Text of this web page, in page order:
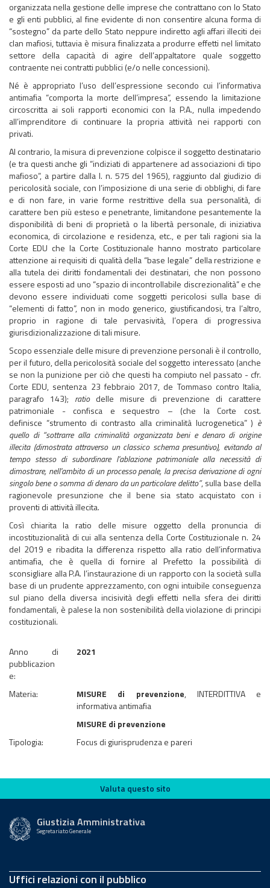
organizzata nella gestione delle imprese che contrattano con lo Stato
e gli enti pubblici, al fine evidente di non consentire alcuna forma di
“sostegno” da parte dello Stato neppure indiretto agli affari illeciti dei
clan mafiosi, tuttavia è misura finalizzata a produrre effetti nel limitato
settore della capacità di agire dell’appaltatore quale soggetto
contraente nei contratti pubblici (e/o nelle concessioni).
Né è appropriato l’uso dell’espressione secondo cui l’informativa
antimafia “comporta la morte dell’impresa”, essendo la limitazione
circoscritta ai soli rapporti economici con la P.A., nulla impedendo
all’imprenditore di continuare la propria attività nei rapporti con
privati.
Al contrario, la misura di prevenzione colpisce il soggetto destinatario
(e tra questi anche gli “indiziati di appartenere ad associazioni di tipo
mafioso”, a partire dalla l. n. 575 del 1965), raggiunto dal giudizio di
pericolosità sociale, con l’imposizione di una serie di obblighi, di fare
e di non fare, in varie forme restrittive della sua personalità, di
carattere ben più esteso e penetrante, limitandone pesantemente la
disponibilità di beni di proprietà o la libertà personale, di iniziativa
economica, di circolazione e residenza, etc., e per tali ragioni sia la
Corte EDU che la Corte Costituzionale hanno mostrato particolare
attenzione ai requisiti di qualità della “base legale” della restrizione e
alla tutela dei diritti fondamentali dei destinatari, che non possono
essere esposti ad uno “spazio di incontrollabile discrezionalità” e che
devono essere individuati come soggetti pericolosi sulla base di
“elementi di fatto”, non in modo generico, giustificandosi, tra l’altro,
proprio in ragione di tale pervasività, l’opera di progressiva
giurisdizionalizzazione di tali misure.
Scopo essenziale delle misure di prevenzione personali è il controllo,
per il futuro, della pericolosità sociale del soggetto interessato (anche
se non la punizione per ciò che questi ha compiuto nel passato - cfr.
Corte EDU, sentenza 23 febbraio 2017, de Tommaso contro Italia,
paragrafo 143); ratio delle misure di prevenzione di carattere
patrimoniale - confisca e sequestro – (che la Corte cost.
definisce “strumento di contrasto alla criminalità lucrogenetica” ) è
quello di “sottrarre alla criminalità organizzata beni e denaro di origine
illecita (dimostrata attraverso un classico schema presuntivo), evitando al
tempo stesso di subordinare l'ablazione patrimoniale alla necessità di
dimostrare, nell'ambito di un processo penale, la precisa derivazione di ogni
singolo bene o somma di denaro da un particolare delitto”, sulla base della
ragionevole presunzione che il bene sia stato acquistato con i
proventi di attività illecita.
Così chiarita la ratio delle misure oggetto della pronuncia di
incostituzionalità di cui alla sentenza della Corte Costituzionale n. 24
del 2019 e ribadita la differenza rispetto alla ratio dell’informativa
antimafia, che è quella di fornire al Prefetto la possibilità di
sconsigliare alla P.A. l’instaurazione di un rapporto con la società sulla
base di un prudente apprezzamento, con ogni intuibile conseguenza
sul piano della diversa incisività degli effetti nella sfera dei diritti
fondamentali, è palese la non sostenibilità della violazione di principi
costituzionali.
Anno di
pubblicazion
e:
2021
Materia: MISURE di prevenzione, INTERDITTIVA e
informativa antimafia
MISURE di prevenzione
Tipologia:
Focus di giurisprudenza e pareri
Valuta questo sito
Valuta questo sito
Giustizia Amministrativa
Segretariato Generale
Uffici relazioni con il pubblico